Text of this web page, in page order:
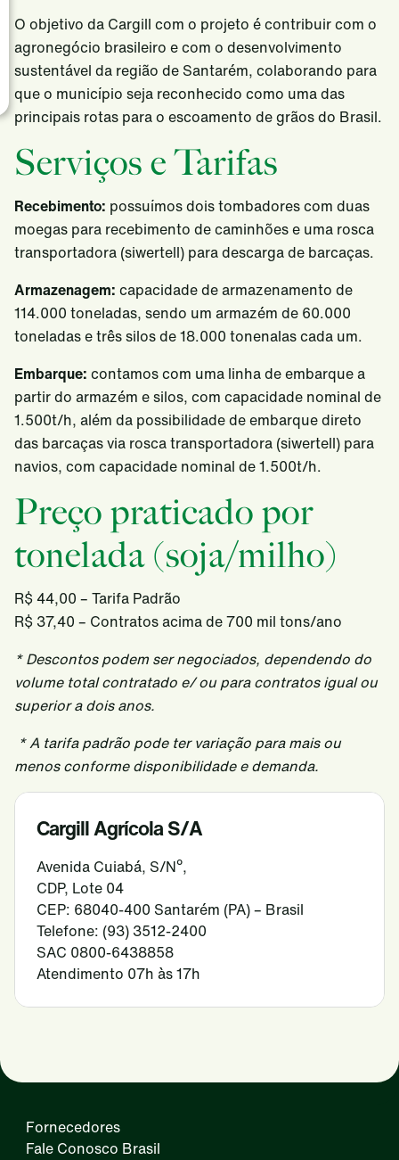
O objetivo da Cargill com o projeto é contribuir com o
agronegócio brasileiro e com o desenvolvimento
sustentável da região de Santarém, colaborando para
que o município seja reconhecido como uma das
principais rotas para o escoamento de grãos do Brasil.
Serviços e Tarifas
Recebimento: possuímos dois tombadores com duas
moegas para recebimento de caminhões e uma rosca
transportadora (siwertell) para descarga de barcaças.
Armazenagem: capacidade de armazenamento de
114.000 toneladas, sendo um armazém de 60.000
toneladas e três silos de 18.000 tonenalas cada um.
Embarque: contamos com uma linha de embarque a
partir do armazém e silos, com capacidade nominal de
1.500t/h, além da possibilidade de embarque direto
das barcaças via rosca transportadora (siwertell) para
navios, com capacidade nominal de 1.500t/h.
Preço praticado por
tonelada (soja/milho)
R$ 44,00 – Tarifa Padrão
R$ 37,40 – Contratos acima de 700 mil tons/ano
* Descontos podem ser negociados, dependendo do
volume total contratado e/ ou para contratos igual ou
superior a dois anos.
* A tarifa padrão pode ter variação para mais ou
menos conforme disponibilidade e demanda.
Cargill Agrícola S/A
Avenida Cuiabá, S/Nº,
CDP, Lote 04
CEP: 68040-400 Santarém (PA) – Brasil
Telefone: (93) 3512-2400
SAC 0800-6438858
Atendimento 07h às 17h
Fornecedores
Fale Conosco Brasil